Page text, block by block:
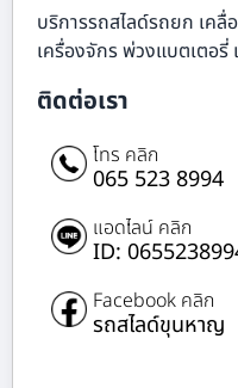
บริการรถสไลด์รถยก เค
เครื่องจักร พ่วงแบตเตอรี่
ติดต่อเรา
โทร คลิก
065 523 8994
แอดไลน์ คลิก
ID:
Facebook คลิก
รถสไลด์ขุนหาญ